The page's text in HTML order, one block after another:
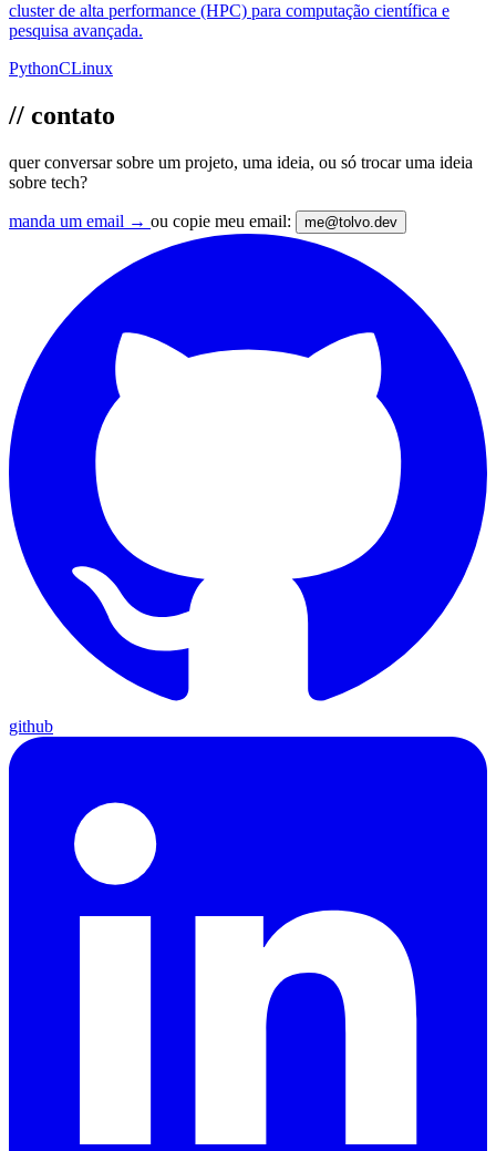
cluster de alta performance (HPC) para computação científica e
pesquisa avançada.
PythonCLinux
// contato
quer conversar sobre um projeto, uma ideia, ou só trocar uma ideia
sobre tech?
manda um email → ou copie meu email: me@tolvo.dev
github